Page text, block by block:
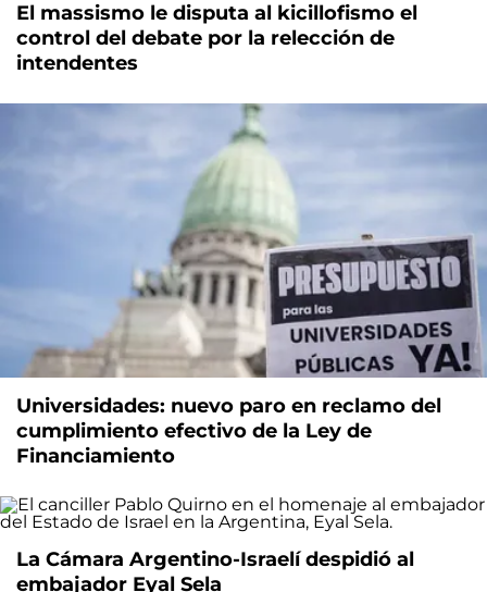
El massismo le disputa al kicillofismo el
control del debate por la relección de
intendentes
Universidades: nuevo paro en reclamo del
cumplimiento efectivo de la Ley de
Financiamiento
La Cámara Argentino-Israelí despidió al
embajador Eyal Sela